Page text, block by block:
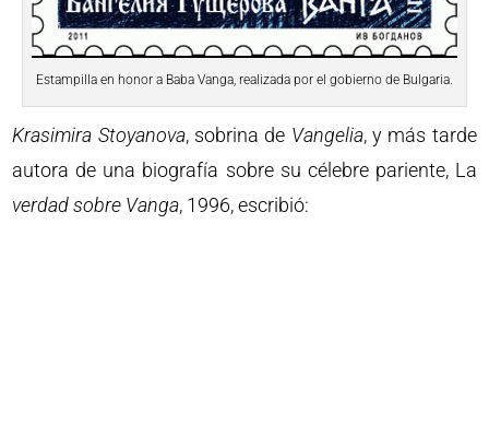
Estampilla en honor a Baba Vanga, realizada por el gobierno de Bulgaria.
Krasimira Stoyanova, sobrina de Vangelia, y más tarde
autora de una biografía sobre su célebre pariente, La
verdad sobre Vanga, 1996, escribió: